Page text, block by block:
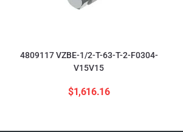
4809117 VZBE-1/2-T-63-T-2-F0304-
V15V15
$1,616.16